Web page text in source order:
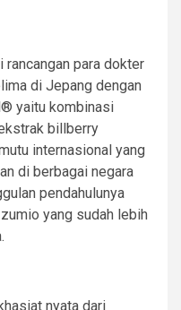
rancangan para dokter
di Jepang dengan
yaitu kombinasi
billberry
internasional yang
di berbagai negara
pendahulunya
yang sudah lebih
nyata dari